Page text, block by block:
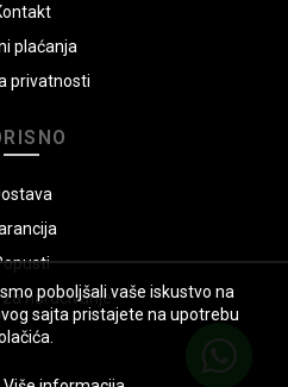
plaćanja
privatnosti
naručivanje
poboljšali vaše iskustvo na
sajta pristajete na upotrebu